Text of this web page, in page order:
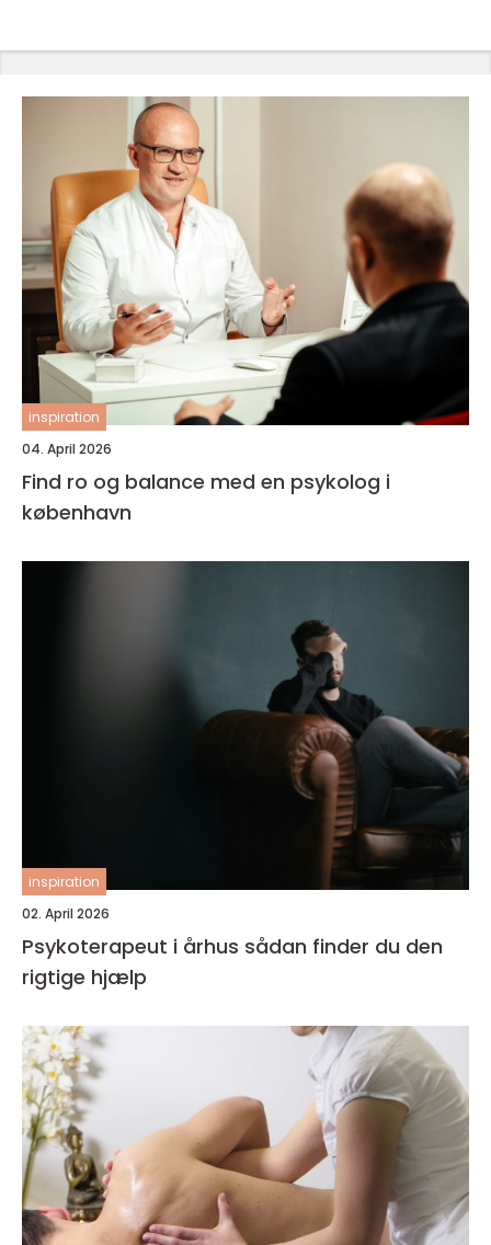
inspiration
04. April 2026
Find ro og balance med en psykolog i
københavn
inspiration
02. April 2026
Psykoterapeut i århus sådan finder du den
rigtige hjælp